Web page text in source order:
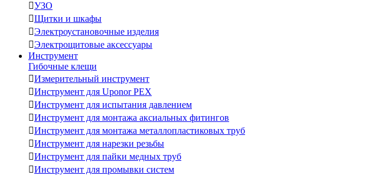
УЗО
Щитки и шкафы
Электроустановочные изделия
Электрощитовые аксессуары
Инструмент
Гибочные клещи
Измерительный инструмент
Инструмент для Uponor PEX
Инструмент для испытания давлением
Инструмент для монтажа аксиальных фитингов
Инструмент для монтажа металлопластиковых труб
Инструмент для нарезки резьбы
Инструмент для пайки медных труб
Инструмент для промывки систем